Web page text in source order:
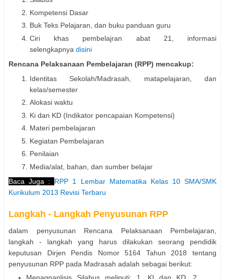
Kompetensi Dasar
Buk Teks Pelajaran, dan buku panduan guru
Ciri khas pembelajran abat 21, informasi
selengkapnya disini
Rencana Pelaksanaan Pembelajaran (RPP) mencakup:
Identitas Sekolah/Madrasah, matapelajaran, dan
kelas/semester
Alokasi waktu
Ki dan KD (Indikator pencapaian Kompetensi)
Materi pembelajaran
Kegiatan Pembelajaran
Penilaian
Media/alat, bahan, dan sumber belajar
Baca Juga : RPP 1 Lembar Matematika Kelas 10 SMA/SMK
Kurikulum 2013 Revisi Terbaru
Langkah - Langkah Penyusunan RPP
dalam penyusunan Rencana Pelaksanaan Pembelajaran,
langkah - langkah yang harus dilakukan seorang pendidik
keputusan Dirjen Pendis Nomor 5164 Tahun 2018 tentang
penyusunan RPP pada Madrasah adalah sebagai berikut:
Menagnanlisis Silabus meliputi: 1. KI dan KD, 2.